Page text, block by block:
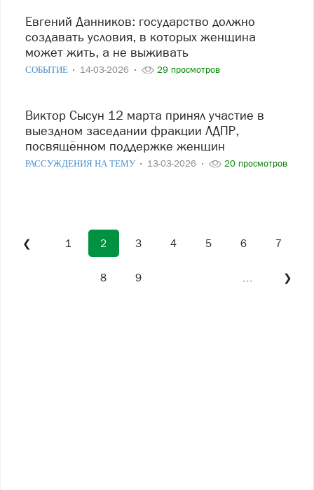
Евгений Данников: государство должно
создавать условия, в которых женщина
может жить, а не выживать
СОБЫТИЕ 14-03-2026 29 просмотров
Виктор Сысун 12 марта принял участие в
выездном заседании фракции ЛДПР,
посвящённом поддержке женщин
РАССУЖДЕНИЯ НА ТЕМУ 13-03-2026 20 просмотров
❮ 1 2 3 4 5 6 7
8 9 ❯